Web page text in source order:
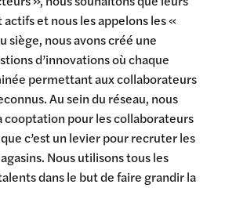
et nous les appelons les «
siège, nous avons créé une
d’innovations où chaque
permettant aux collaborateurs
Au sein du réseau, nous
cooptation pour les collaborateurs
c’est un levier pour recruter les
Nous utilisons tous les
dans le but de faire grandir la